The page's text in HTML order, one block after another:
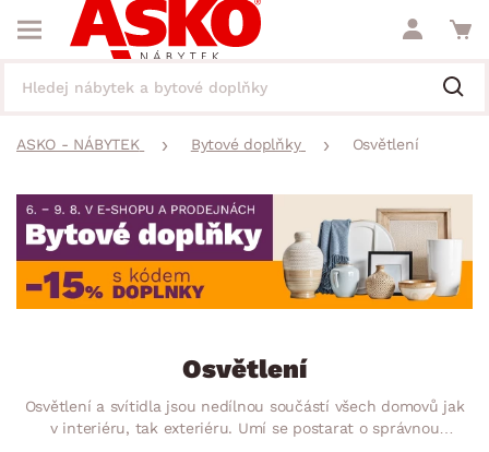
ASKO - NÁBYTEK Bytové doplňky Osvětlení
Osvětlení
Osvětlení a svítidla jsou nedílnou součástí všech domovů jak
v interiéru, tak exteriéru. Umí se postarat o správnou